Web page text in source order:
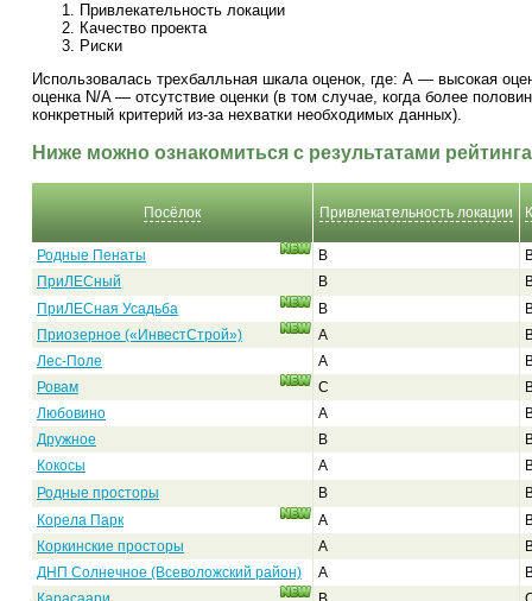
Привлекательность локации
Качество проекта
Риски
Использовалась трехбалльная шкала оценок, где: А — высокая
оценка N/A — отсутствие оценки (в том случае, когда более
конкретный критерий из-за нехватки необходимых данных).
Ниже можно ознакомиться с результатами рейтинга
Посёлок Привлекательность локации
Родные Пенаты B
ПриЛЕСный
B
ПриЛЕСная Усадьба
B
Приозерное («ИнвестСтрой»)
A
Лес-Поле
A
Ровам
C
Любовино
A
Дружное
B
Кокосы
A
Родные просторы
B
Корела Парк
A
Коркинские просторы
A
ДНП Солнечное (Всеволожский район)
A